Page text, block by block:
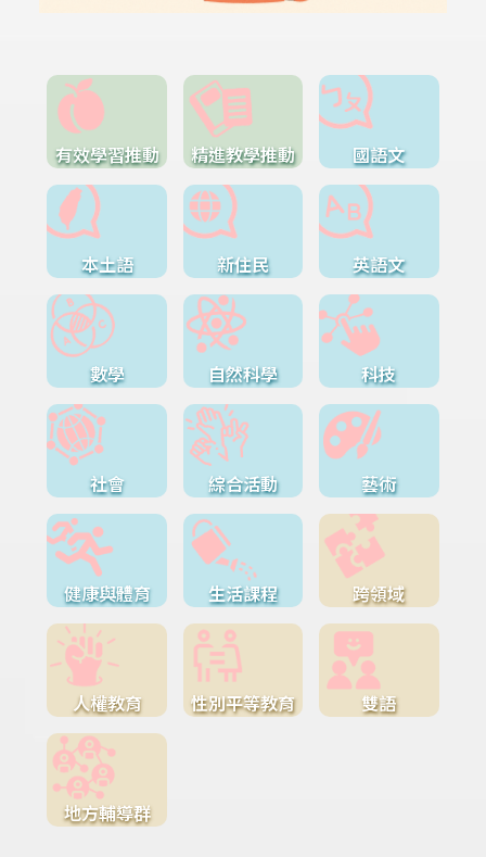
有效學習推動 精進教學推動 國語文
本土語 新住民 英語文
數學 自然科學 科技
社會 綜合活動 藝術
健康與體育 生活課程 跨領域
人權教育 性別平等教育 雙語
地方輔導群